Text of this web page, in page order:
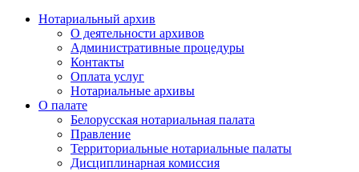
Нотариальный архив
О деятельности архивов
Административные процедуры
Контакты
Оплата услуг
Нотариальные архивы
О палате
Белорусская нотариальная палата
Правление
Территориальные нотариальные палаты
Дисциплинарная комиссия